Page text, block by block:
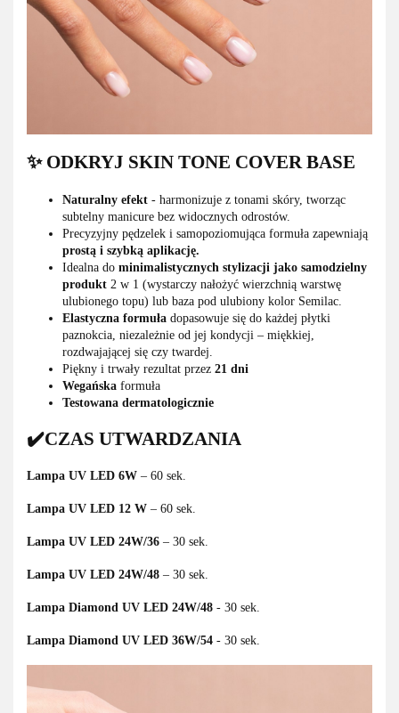
✨ ODKRYJ SKIN TONE COVER BASE
Naturalny efekt - harmonizuje z tonami skóry, tworząc
subtelny manicure bez widocznych odrostów.
Precyzyjny pędzelek i samopoziomująca formuła zapewniają
prostą i szybką aplikację.
Idealna do minimalistycznych stylizacji jako samodzielny
produkt 2 w 1 (wystarczy nałożyć wierzchnią warstwę
ulubionego topu) lub baza pod ulubiony kolor Semilac.
Elastyczna formuła dopasowuje się do każdej płytki
paznokcia, niezależnie od jej kondycji – miękkiej,
rozdwajającej się czy twardej.
Piękny i trwały rezultat przez 21 dni
Wegańska formuła
Testowana dermatologicznie
✔️CZAS UTWARDZANIA
Lampa UV LED 6W – 60 sek.
Lampa UV LED 12 W – 60 sek.
Lampa UV LED 24W/36 – 30 sek.
Lampa UV LED 24W/48 – 30 sek.
Lampa Diamond UV LED 24W/48 - 30 sek.
Lampa Diamond UV LED 36W/54 - 30 sek.